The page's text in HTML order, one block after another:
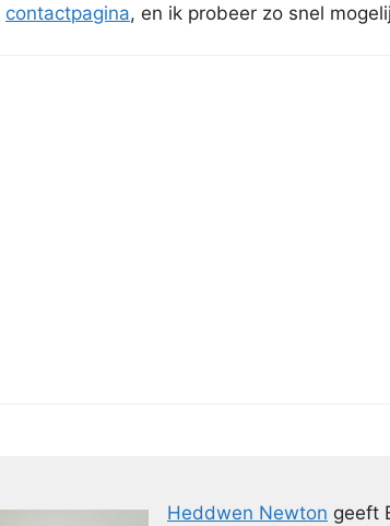
contactpagina, en ik probeer zo snel
Heddwen Newton geeft